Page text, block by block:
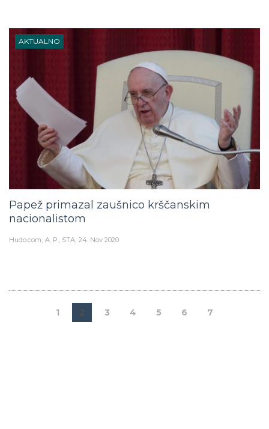
AKTUALNO
Papež primazal zaušnico krščanskim
nacionalistom
Hudo.com A. P., STA 24. Nov 2020
1 2 3 4 5 6 7